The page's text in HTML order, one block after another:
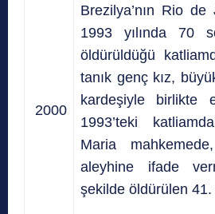
2000
Brezilya’nın Rio
1993 yılında 70
öldürüldüğü
tanık genç kız,
kardeşiyle birlikte
1993’teki
Maria
aleyhine ifade
şekilde öldürülen 41.